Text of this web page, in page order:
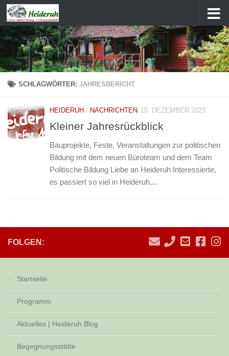
Zum Inhalt springen
SCHLAGWÖRTER:JAHRESBERICHT
HEIDERUH / NACHRICHTEN 15. DEZEMBER 2023
Kleiner Jahresrückblick
Bauprojekte, Feste, Veranstaltungen zur politischen
Bildung mit dem neuen Büroteam und dem Team
Politische Bildung Liebe an Heideruh Interessierte,
es passiert so viel in Heideruh,...
FOLGEN:
Startseite
Programm
Aktuelles | Heideruh Blog
Begegnungsstätte